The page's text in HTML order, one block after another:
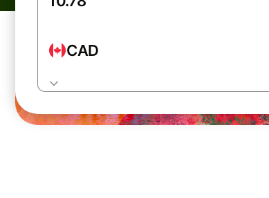
CAD